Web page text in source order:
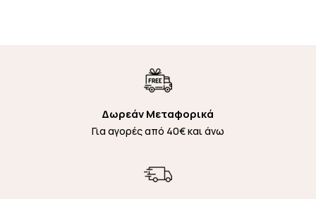
Δωρεάν Μεταφορικά
Για αγορές από 40€ και άνω